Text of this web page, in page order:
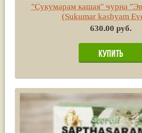
"Сукумарам кашая" чурна
(Sukumar kashyam
630.00 руб.